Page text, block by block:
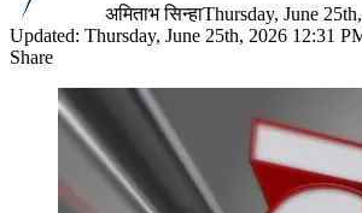
अमिताभ सिन्हाThursday, June
Updated: Thursday, June 25th, 2026 12:31
Share